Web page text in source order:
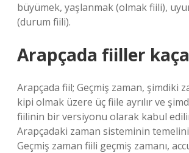
büyümek, yaşlanmak (olmak fiili),
(durum fiili).
Arapçada fiiller kaça
Arapçada fiil; Geçmiş zaman, şimdiki
kipi olmak üzere üç fiile ayrılır ve
fiilinin bir versiyonu olarak kabul
Arapçadaki zaman sisteminin
Geçmiş zaman fiili geçmiş zamanı,